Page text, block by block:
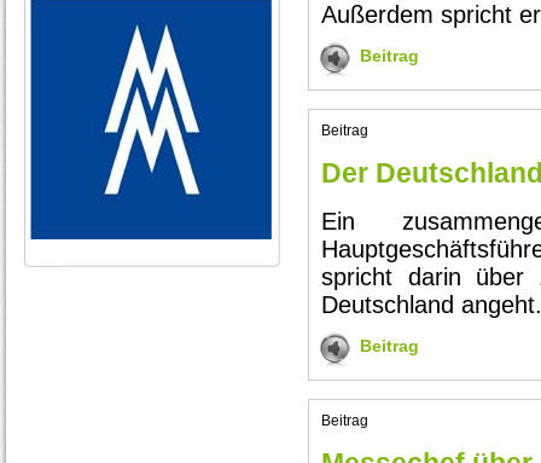
Außerdem spricht
Beitrag
Beitrag
Der
Ein
spricht darin über
Deutschland
Beitrag
Beitrag